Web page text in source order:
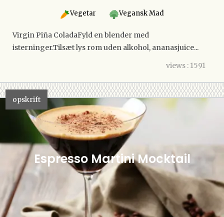
Vegetar Vegansk Mad
Virgin Piña ColadaFyld en blender med
isterninger.Tilsæt lys rom uden alkohol, ananasjuice...
views : 1591
opskrift
Espresso Martini Mocktail